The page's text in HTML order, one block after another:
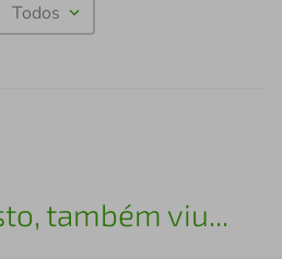
Todos
também viu...